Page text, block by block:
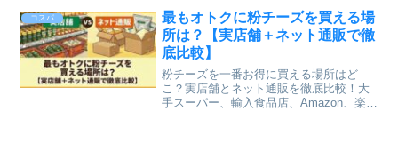
らえて、さらにお得になります。
コスパ
最もオトクに粉チーズを買える場
所は？【実店舗＋ネット通販で徹
底比較】
粉チーズを一番お得に買える場所はど
こ？実店舗とネット通販を徹底比較！大
手スーパー、輸入食品店、Amazon、楽天